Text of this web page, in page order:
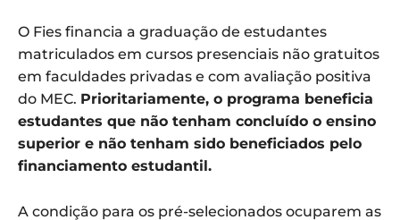
O Fies financia a graduação de estudantes
matriculados em cursos presenciais não gratuitos
em faculdades privadas e com avaliação positiva
do MEC. Prioritariamente, o programa beneficia
estudantes que não tenham concluído o ensino
superior e não tenham sido beneficiados pelo
financiamento estudantil.
A condição para os pré-selecionados ocuparem as